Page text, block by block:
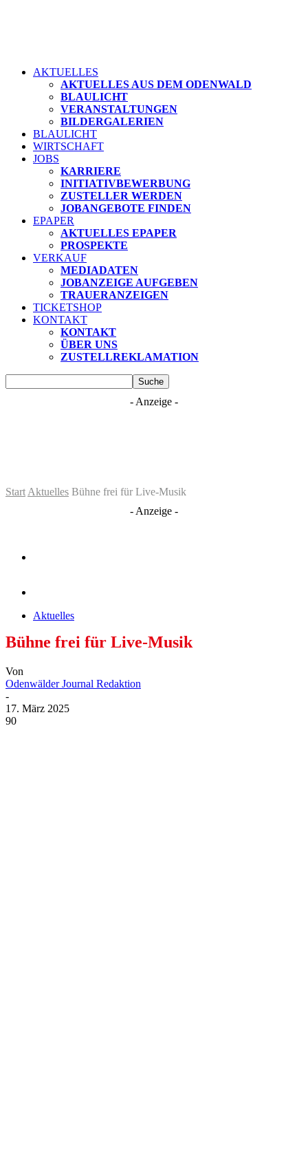
AKTUELLES
AKTUELLES AUS DEM ODENWALD
BLAULICHT
VERANSTALTUNGEN
BILDERGALERIEN
BLAULICHT
WIRTSCHAFT
JOBS
KARRIERE
INITIATIVBEWERBUNG
ZUSTELLER WERDEN
JOBANGEBOTE FINDEN
EPAPER
AKTUELLES EPAPER
PROSPEKTE
VERKAUF
MEDIADATEN
JOBANZEIGE AUFGEBEN
TRAUERANZEIGEN
TICKETSHOP
KONTAKT
KONTAKT
ÜBER UNS
ZUSTELLREKLAMATION
- Anzeige -
StartAktuelles Bühne frei für Live-Musik
- Anzeige -
Aktuelles
Bühne frei für Live-Musik
Von
Odenwälder Journal Redaktion
-
17. März 2025
90